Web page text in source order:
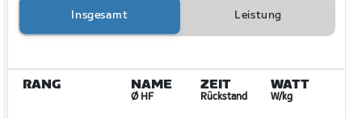
Insgesamt Leistung
RANG NAME
Ø HF
ZEIT
Rückstand
WATT
W/kg